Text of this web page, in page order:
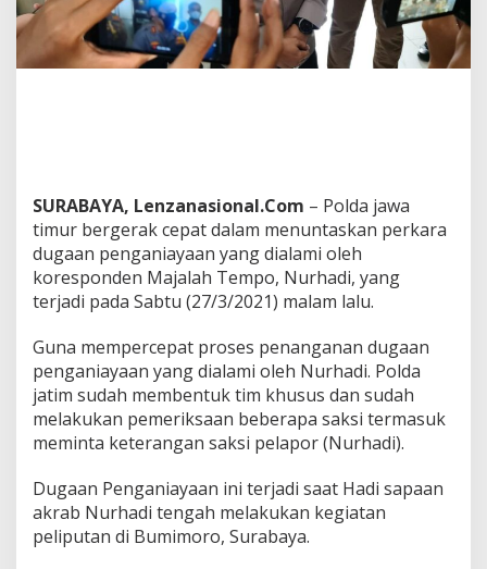
t
u
k
T
u
s
SURABAYA, Lenzanasional.Com – Polda jawa
timur bergerak cepat dalam menuntaskan perkara
dugaan penganiayaan yang dialami oleh
koresponden Majalah Tempo, Nurhadi, yang
terjadi pada Sabtu (27/3/2021) malam lalu.
Guna mempercepat proses penanganan dugaan
penganiayaan yang dialami oleh Nurhadi. Polda
jatim sudah membentuk tim khusus dan sudah
melakukan pemeriksaan beberapa saksi termasuk
meminta keterangan saksi pelapor (Nurhadi).
Dugaan Penganiayaan ini terjadi saat Hadi sapaan
akrab Nurhadi tengah melakukan kegiatan
peliputan di Bumimoro, Surabaya.